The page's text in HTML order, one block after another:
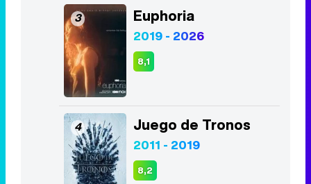
3 Euphoria
2019 - 2026
8,1
4 Juego de Tronos
2011 - 2019
8,2